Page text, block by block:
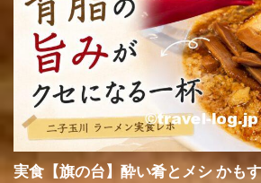
実食【旗の台】酔い肴とメシ かも